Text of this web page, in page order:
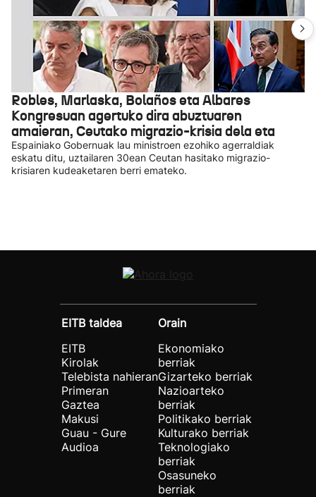
Robles, Marlaska, Bolaños eta Albares
Kongresuan agertuko dira abuztuaren
amaieran, Ceutako migrazio-krisia dela eta
Espainiako Gobernuak lau ministroen ezohiko agerraldiak
eskatu ditu, uztailaren 30ean Ceutan hasitako migrazio-
krisiaren kudeaketaren berri emateko.
EITB taldea
EITB
Kirolak
Telebista nahieran
Primeran
Gaztea
Makusi
Guau - Gure
Audioa
Orain
Ekonomiako
berriak
Gizarteko berriak
Nazioarteko
berriak
Politikako berriak
Kulturako berriak
Teknologiako
berriak
Osasuneko
berriak